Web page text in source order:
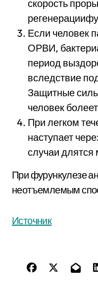
скорость
Если человек
ОРВИ,
период
вследствие
Защитные
человек
При легком
наступает
случаи
При фурункулезе
неотъемлемым
Источник